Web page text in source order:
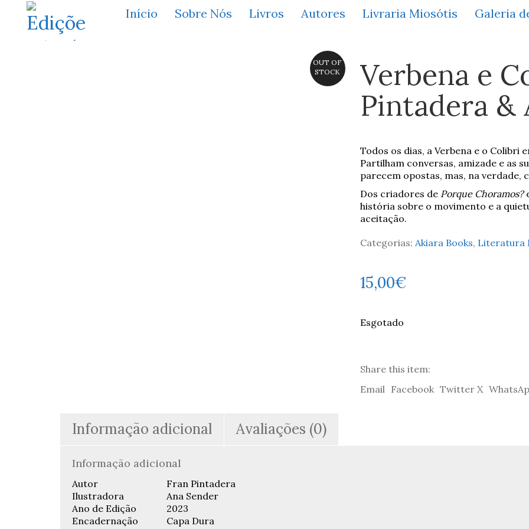
Início Sobre Nós Livros Autores Livraria Miosótis Galeria
OUT OF
STOCK
Verbena e
Pintadera &
Todos os dias, a Verbena e o
Partilham conversas, amizade e as
parecem opostas, mas, na verdade,
Dos criadores de Porque Choramos?
história sobre o movimento e a
aceitação.
Categorias: Akiara Books, Literatura
15,00€
Esgotado
Share this item:
Email Facebook Twitter X
Informação adicional Avaliações (0)
Informação adicional
Autor
Fran Pintadera
Ilustradora
Ana Sender
Ano de Edição
2023
Encadernação
Capa Dura